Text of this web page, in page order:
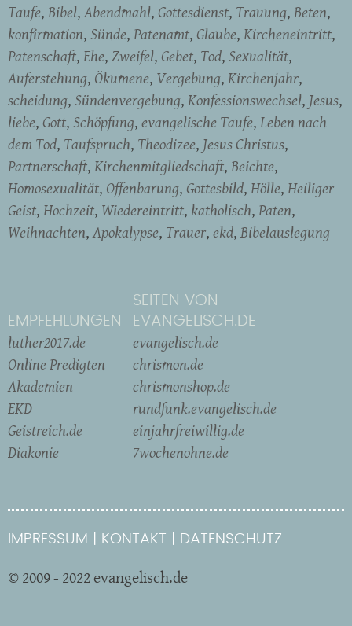
Taufe Bibel Abendmahl Gottesdienst Trauung Beten
konfirmation Sünde Patenamt Glaube Kircheneintritt
Patenschaft Ehe Zweifel Gebet Tod Sexualität
Auferstehung Ökumene Vergebung Kirchenjahr
scheidung Sündenvergebung Konfessionswechsel Jesus
liebe Gott Schöpfung evangelische Taufe Leben nach
dem Tod Taufspruch Theodizee Jesus Christus
Partnerschaft Kirchenmitgliedschaft Beichte
Homosexualität Offenbarung Gottesbild Hölle Heiliger
Geist Hochzeit Wiedereintritt katholisch Paten
Weihnachten Apokalypse Trauer ekd Bibelauslegung
EMPFEHLUNGEN
luther2017.de
Online Predigten
Akademien
EKD
Geistreich.de
Diakonie
SEITEN VON
EVANGELISCH.DE
evangelisch.de
chrismon.de
chrismonshop.de
rundfunk.evangelisch.de
einjahrfreiwillig.de
7wochenohne.de
IMPRESSUM KONTAKT DATENSCHUTZ
© 2009 - 2022 evangelisch.de